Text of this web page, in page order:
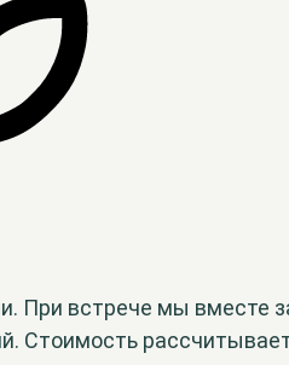
При встрече мы
Стоимость